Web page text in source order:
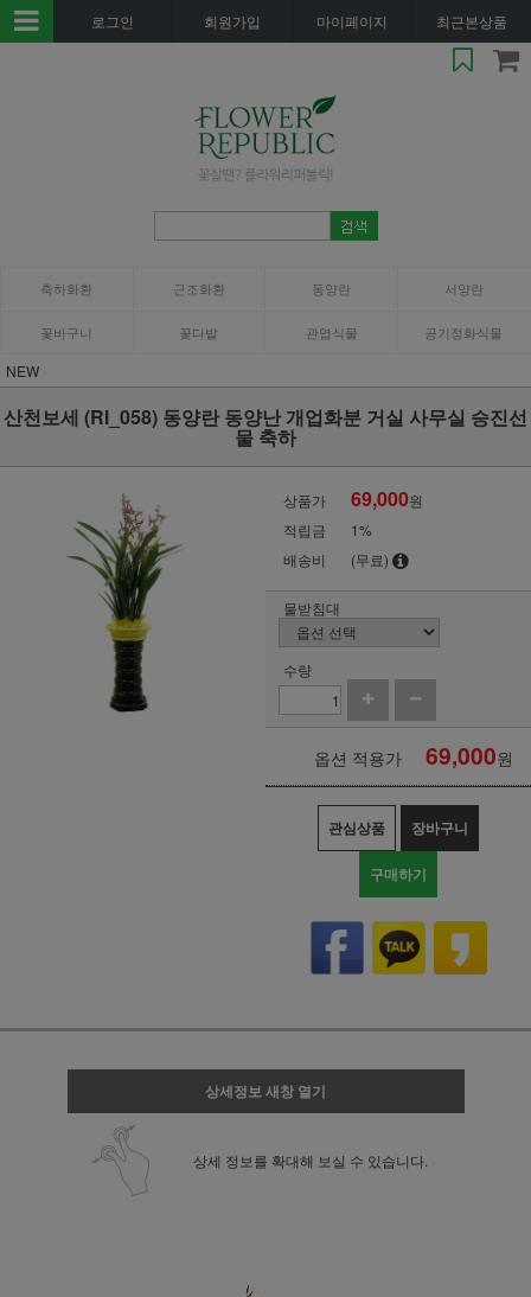
로그인 회원가입 마이페이지 최근본상품
축하화환 근조화환 동양란 서양란
꽃바구니 꽃다발 관엽식물 공기정화식물
NEW
산천보세 (RI_058) 동양란 동양난 개업화분 거실 사무실 승진선
물 축하
상품가 69,000원
적립금
1%
배송비
(무료)
물받침대
수량
옵션 적용가 69,000원
관심상품 장바구니
구매하기
상세정보 새창 열기
상세 정보를 확대해 보실 수 있습니다.